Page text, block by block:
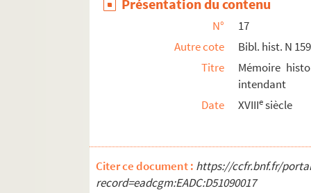
Présentation du contenu
N°
17
Autre cote
Bibl. hist. N
Titre
Mémoire
intendant
Date
XVIIIesiècle
Citer ce document : https://ccfr.bnf.fr/
record=eadcgm:EADC:D51090017